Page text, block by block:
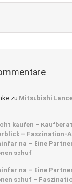
zu Mitsubishi
kaufen –
– Faszination-
– Eine
schuf
– Eine
schuf –